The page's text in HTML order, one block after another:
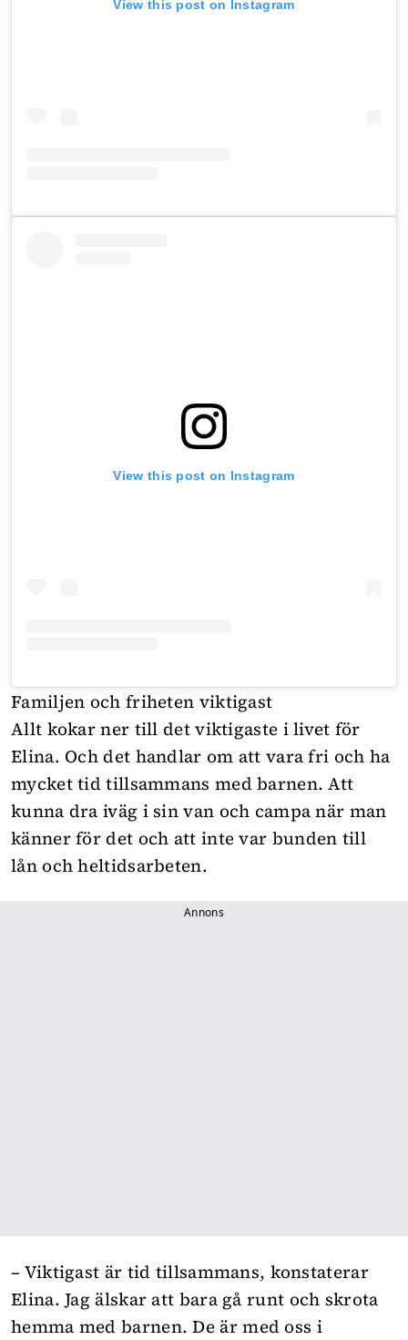
View this post on Instagram
View this post on Instagram
Familjen och friheten viktigast
Allt kokar ner till det viktigaste i livet för
Elina. Och det handlar om att vara fri och ha
mycket tid tillsammans med barnen. Att
kunna dra iväg i sin van och campa när man
känner för det och att inte var bunden till
lån och heltidsarbeten.
Annons
– Viktigast är tid tillsammans, konstaterar
Elina. Jag älskar att bara gå runt och skrota
hemma med barnen. De är med oss i